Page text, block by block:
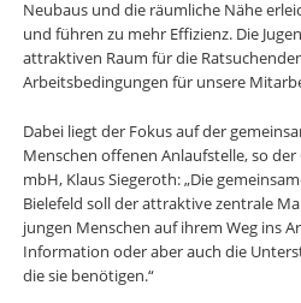
Neubaus und die räumliche Nähe
und führen zu mehr Effizienz. Die
attraktiven Raum für die
Arbeitsbedingungen für unsere
Dabei liegt der Fokus auf der
Menschen offenen Anlaufstelle, so der
mbH, Klaus Siegeroth: „Die
Bielefeld soll der attraktive zentrale
jungen Menschen auf ihrem Weg ins
Information oder aber auch die
die sie benötigen.“